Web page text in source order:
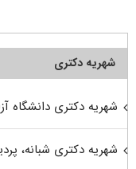
شهریه دکتری
شهریه دکتری دانشگاه
شهریه دکتری شبانه،